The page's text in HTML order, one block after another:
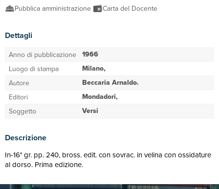
Pubblica amministrazione
Carta del Docente
Dettagli
Anno di pubblicazione 1966
Luogo di stampa Milano,
Autore Beccaria Arnaldo.
Editori Mondadori,
Soggetto Versi
Descrizione
In-16° gr. pp. 240, bross. edit. con sovrac. in velina con ossidature
al dorso. Prima edizione.